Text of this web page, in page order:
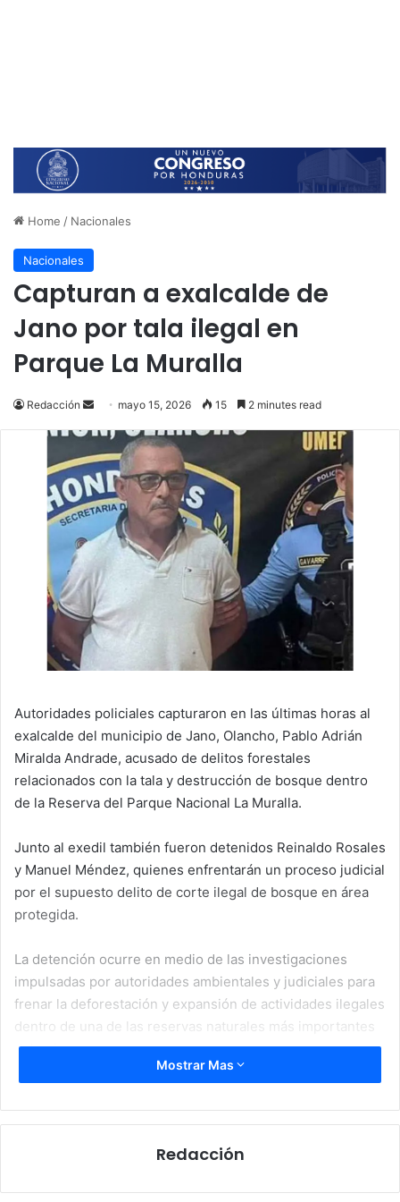
Home / Nacionales
Nacionales
Capturan a exalcalde de
Jano por tala ilegal en
Parque La Muralla
Redacción
Send mayo 15, 2026 15 2 minutes read
Autoridades policiales capturaron en las últimas horas al
exalcalde del municipio de Jano, Olancho, Pablo Adrián
Miralda Andrade, acusado de delitos forestales
relacionados con la tala y destrucción de bosque dentro
de la Reserva del Parque Nacional La Muralla.
Junto al exedil también fueron detenidos Reinaldo Rosales
y Manuel Méndez, quienes enfrentarán un proceso judicial
por el supuesto delito de corte ilegal de bosque en área
protegida.
La detención ocurre en medio de las investigaciones
impulsadas por autoridades ambientales y judiciales para
frenar la deforestación y expansión de actividades ilegales
dentro de una de las reservas naturales más importantes
del país.
cargos municipales
la política local de Jano.
Mostrar Mas
Redacción